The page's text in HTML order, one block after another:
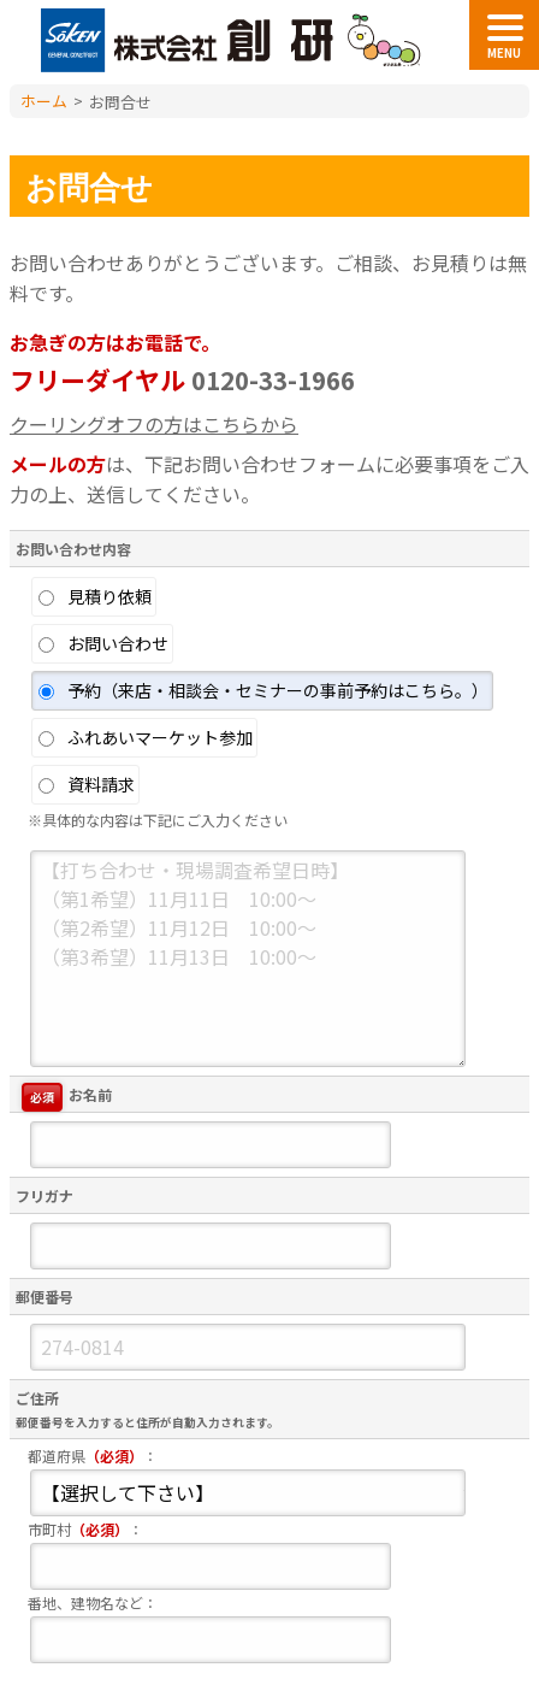
MENU
ホーム > お問合せ
お問合せ
お問い合わせありがとうございます。 ご相談、お見積りは無
料です。
お急ぎの方はお電話で。
フリーダイヤル 0120-33-1966
クーリングオフの方はこちらから
メールの方は、下記お問い合わせフォームに必要事項をご入
力の上、送信してください。
お問い合わせ内容
見積り依頼
お問い合わせ
予約（来店・相談会・セミナーの事前予約はこちら。）
ふれあいマーケット参加
資料請求
※具体的な内容は下記にご入力ください
お名前
必須
フリガナ
郵便番号
ご住所
郵便番号を入力すると住所が自動入力されます。
都道府県 （必須） ：
市町村（必須） ：
番地、建物名など：